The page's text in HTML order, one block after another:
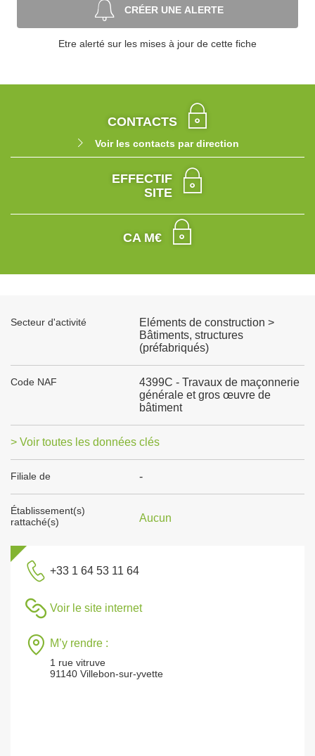
CRÉER UNE ALERTE
Etre alerté sur les mises à jour de cette fiche
CONTACTS
Voir les contacts par direction
EFFECTIF
SITE
CA M€
Secteur d'activité
Eléments de construction >
Bâtiments, structures
(préfabriqués)
Code NAF
4399C - Travaux de maçonnerie
générale et gros œuvre de
bâtiment
> Voir toutes les données clés
Filiale de -
Établissement(s)
rattaché(s)
Aucun
+33 1 64 53 11 64
Voir le site internet
M’y rendre :
1 rue vitruve
91140 Villebon-sur-yvette